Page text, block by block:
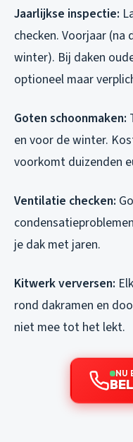
Jaarlijkse inspectie:
checken. Voorjaar
winter). Bij daken
optioneel maar
Goten schoonmaken:
en voor de winter.
voorkomt duizenden
Ventilatie checken:
je dak met jaren.
Kitwerk verversen:
rond dakramen en
niet mee tot het lekt.
NU